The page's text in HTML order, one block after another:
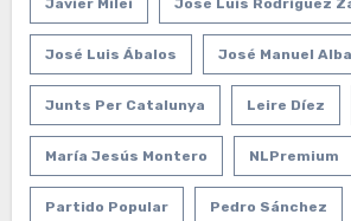
Javier Milei José Luis Rodríguez
José Luis Ábalos José Manuel
Junts Per Catalunya Leire Díez
María Jesús Montero NLPremium
Partido Popular Pedro Sánchez